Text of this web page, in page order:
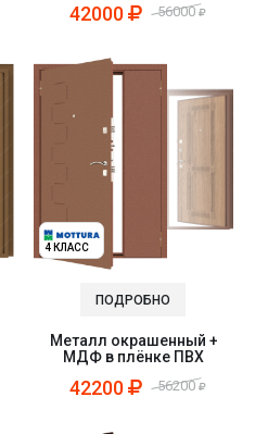
42000 56000
4 КЛАСС
ПОДРОБНО
Металл окрашенный +
МДФ в плёнке ПВХ
42200 56200